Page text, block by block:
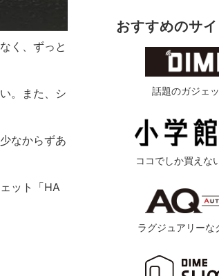
く、ずっと
。また、シ
なからずあ
ット「HA
おすすめのサイ
話題のガジェ
ココでしか買えな
ラグジュアリーな